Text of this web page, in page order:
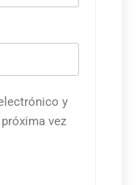
y
vez